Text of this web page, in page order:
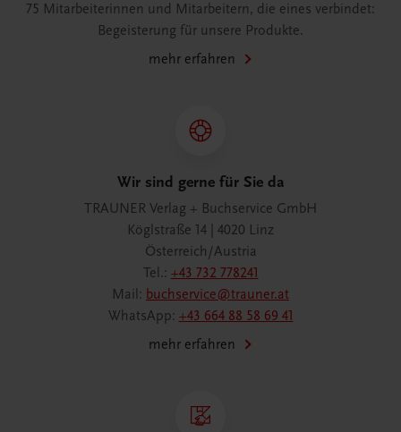
75 Mitarbeiterinnen und Mitarbeitern, die eines verbindet:
Begeisterung für unsere Produkte.
mehr erfahren
Wir sind gerne für Sie da
TRAUNER Verlag + Buchservice GmbH
Köglstraße 14 | 4020 Linz
Österreich/Austria
Tel.: +43 732 778241
Mail: buchservice@trauner.at
WhatsApp: +43 664 88 58 69 41
mehr erfahren